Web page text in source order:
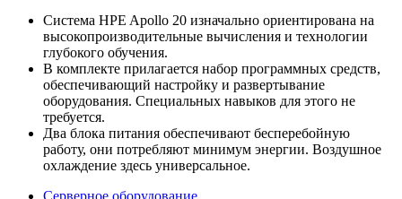
Система HPE Apollo 20 изначально ориентирована на
высокопроизводительные вычисления и технологии
глубокого обучения.
В комплекте прилагается набор программных средств,
обеспечивающий настройку и развертывание
оборудования. Специальных навыков для этого не
требуется.
Два блока питания обеспечивают бесперебойную
работу, они потребляют минимум энергии. Воздушное
охлаждение здесь универсальное.